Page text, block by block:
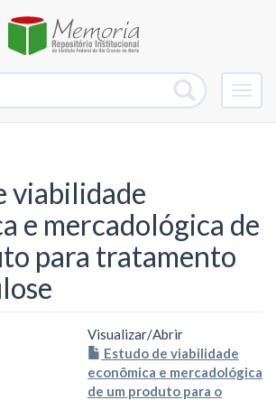
viabilidade
e mercadológica de
para tratamento
Visualizar/Abrir
Estudo de viabilidade
econômica e mercadológica
de um produto para o